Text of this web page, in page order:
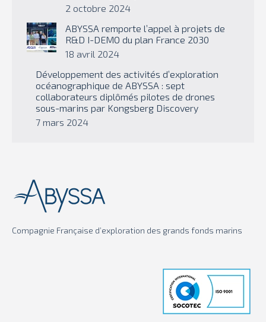
2 octobre 2024
ABYSSA remporte l’appel à projets de
R&D I-DEMO du plan France 2030
18 avril 2024
Développement des activités d’exploration
océanographique de ABYSSA : sept
collaborateurs diplômés pilotes de drones
sous-marins par Kongsberg Discovery
7 mars 2024
Compagnie Française d’exploration des grands fonds marins